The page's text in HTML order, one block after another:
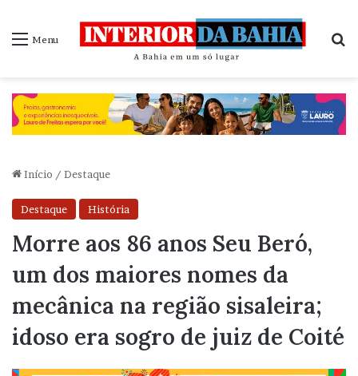
Menu
Início / Destaque
Destaque História
Morre aos 86 anos Seu Beró,
um dos maiores nomes da
mecânica na região sisaleira;
idoso era sogro de juiz de Coité